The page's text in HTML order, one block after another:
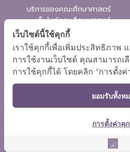
บริการของคณะศึกษาศาสตร์
→ เว็บไซต์คณะศึกษาศาสตร์
→ ระบบจัดการเว็บไซต์
→ ระบบ Admission
→ EDU MIS
→ EDU SIS
เว็บไซต์นี้ใช้คุกกี้
เราใช้คุกกี้เพื่อเพิ่มประสิทธิภาพ
การใช้งานเว็บไซต์ คุณสามารถเ
การใช้คุกกี้ได้ โดยคลิก "การตั้งค่
ยอมรับทั้งห
การตั้งค่าคุ